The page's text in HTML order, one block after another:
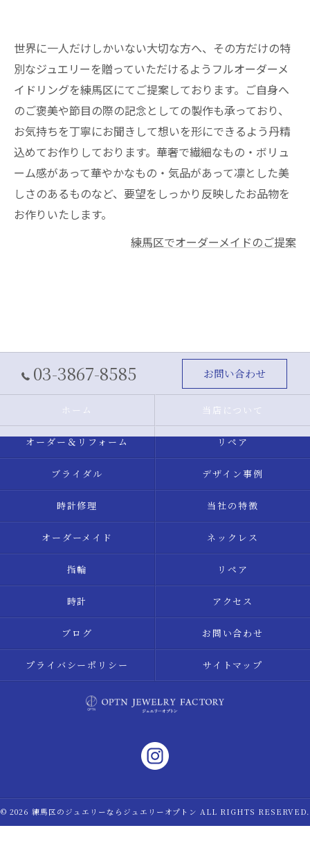
世界に一人だけしかいない大切な方へ、その方だけの特
別なジュエリーを贈っていただけるようフルオーダーメ
イドリングを練馬区にてご提案しております。ご自身へ
のご褒美や節目の際の記念としての製作も承っており、
お気持ちを丁寧にお聞きして想いを形にできるよう丹精
込めてお作りしております。華奢で繊細なもの・ボリュ
ーム感があって華やかなもの・気品があって凛とした美
しさのあるものなど、要望をしっかり反映したお品物を
お作りいたします。
練馬区でオーダーメイドのご提案
03-3867-8585 お問い合わせ
ホーム 当店について
オーダー＆リフォーム リペア
ブライダル デザイン事例
時計修理 当社の特徴
オーダーメイド ネックレス
指輪 リペア
時計 アクセス
ブログ お問い合わせ
プライバシーポリシー サイトマップ
© 2026 練馬区のジュエリーならジュエリーオプトン ALL RIGHTS RESERVED.